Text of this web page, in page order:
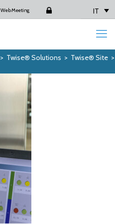
Web Meeting IT
> Twise® Solutions > Twise® Site